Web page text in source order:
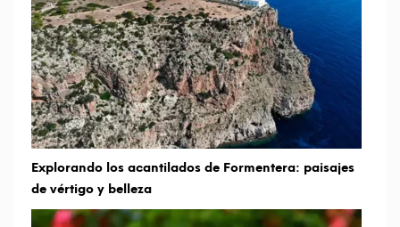
Explorando los acantilados de Formentera: paisajes
de vértigo y belleza